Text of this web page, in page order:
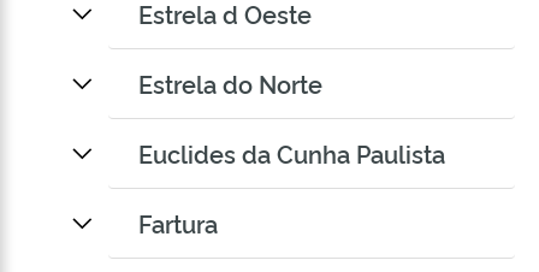
Estrela d Oeste
Estrela do Norte
Euclides da Cunha Paulista
Fartura